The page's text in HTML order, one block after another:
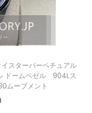
スターパーペチュアル
ドームベゼル 904Lス
ムーブメント